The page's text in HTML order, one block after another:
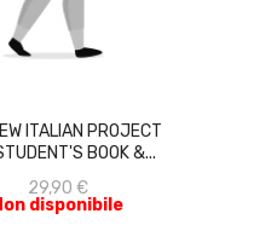
ITALIAN PROJECT
BOOK &...
29,90 €
disponibile